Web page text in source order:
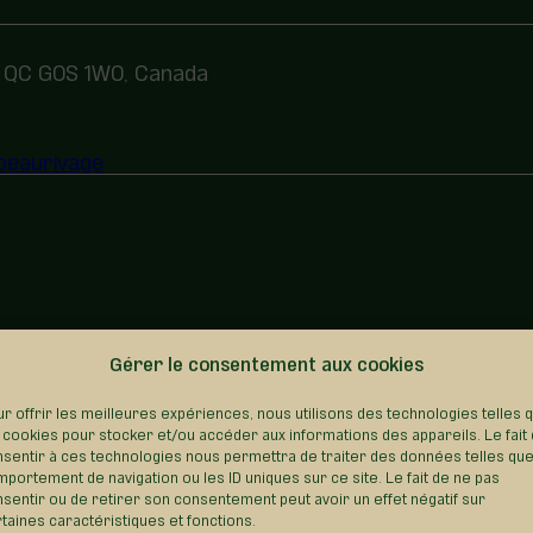
Gérer le consentement aux cookies
offrir les meilleures expériences, nous utilisons des technologies telles
cookies pour stocker et/ou accéder aux informations des appareils. Le fait
à ces technologies nous permettra de traiter des données telles
de navigation ou les ID uniques sur ce site. Le fait de ne pas
ou de retirer son consentement peut avoir un effet négatif sur
caractéristiques et fonctions.
G0S 1W0, Canada
REVENIR AU RÉPERTOIRE